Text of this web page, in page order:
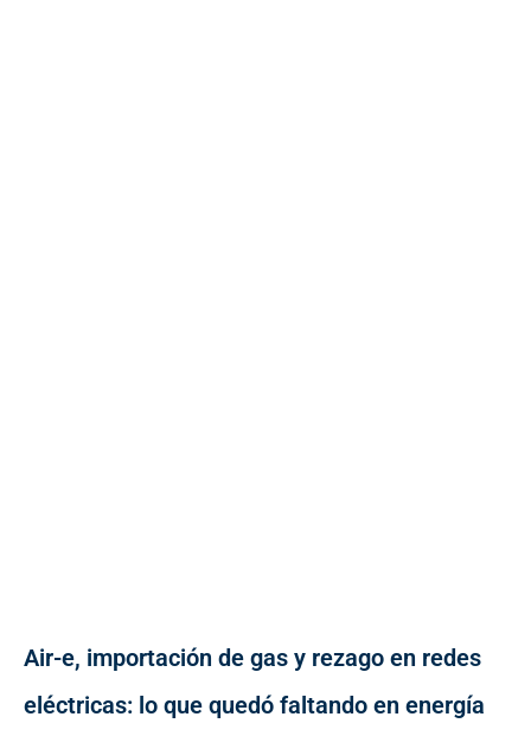
Air-e, importación de gas y rezago en redes
eléctricas: lo que quedó faltando en energía